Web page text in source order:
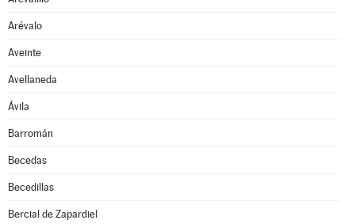
Arévalo
Aveinte
Avellaneda
Ávila
Barromán
Becedas
Becedillas
Bercial de Zapardiel